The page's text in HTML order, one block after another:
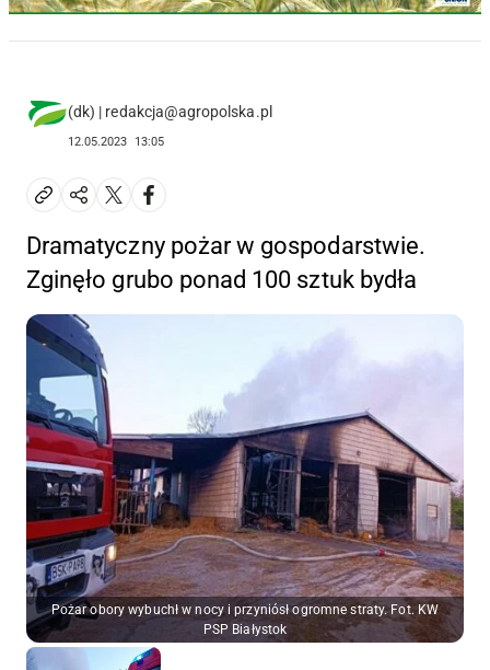
(dk) | redakcja@agropolska.pl
12.05.2023 13:05
Dramatyczny pożar w gospodarstwie.
Zginęło grubo ponad 100 sztuk bydła
Pożar obory wybuchł w nocy i przyniósł ogromne straty. Fot. KW
PSP Białystok